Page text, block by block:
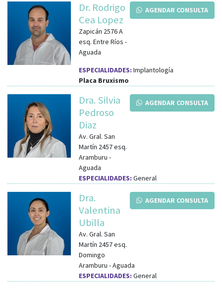
AGENDAR CONSULTA
Dr. Rodrigo
Cea Lopez
Zapicán 2576 A
esq. Entre Ríos -
Aguada
ESPECIALIDADES: Implantología
Placa Bruxismo
AGENDAR CONSULTA
Dra. Silvia
Pedroso
Diaz
Av. Gral. San
Martín 2457esq.
Aramburu -
Aguada
ESPECIALIDADES: General
AGENDAR CONSULTA
Dra.
Valentina
Ubilla
Av. Gral. San
Martín 2457esq.
Domingo
Aramburu -Aguada
ESPECIALIDADES: General